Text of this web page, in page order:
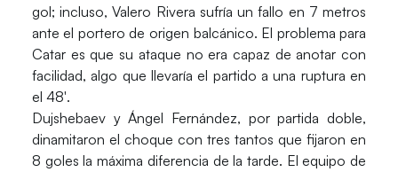
gol; incluso, Valero Rivera sufría un fallo en 7 metros
ante el portero de origen balcánico. El problema para
Catar es que su ataque no era capaz de anotar con
facilidad, algo que llevaría el partido a una ruptura en
el 48′.
Dujshebaev y Ángel Fernández, por partida doble,
dinamitaron el choque con tres tantos que fijaron en
8 goles la máxima diferencia de la tarde. El equipo de